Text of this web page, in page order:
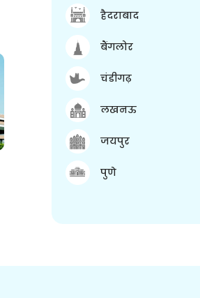
हैदराबाद
बैंगलोर
चंडीगढ़
लखनऊ
जयपुर
पुणे